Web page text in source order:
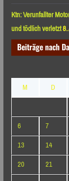
Ktn: Verunfallter
und tödlich verletzt
Beiträge nach
M
D
6
7
13
14
20
21